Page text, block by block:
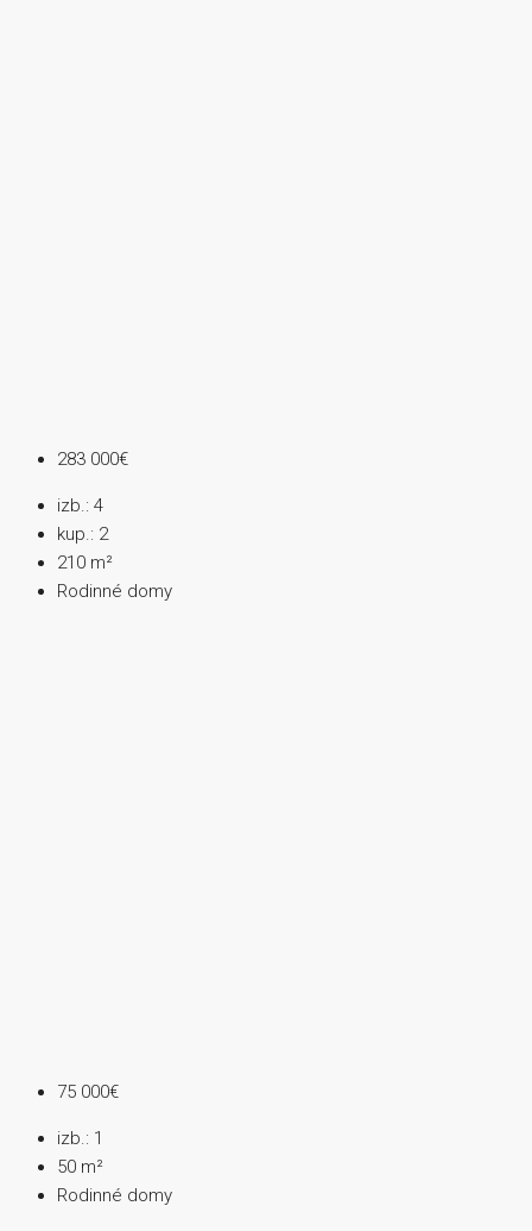
283 000€
izb.: 4
kup.: 2
210 m²
Rodinné domy
75 000€
izb.: 1
50 m²
Rodinné domy